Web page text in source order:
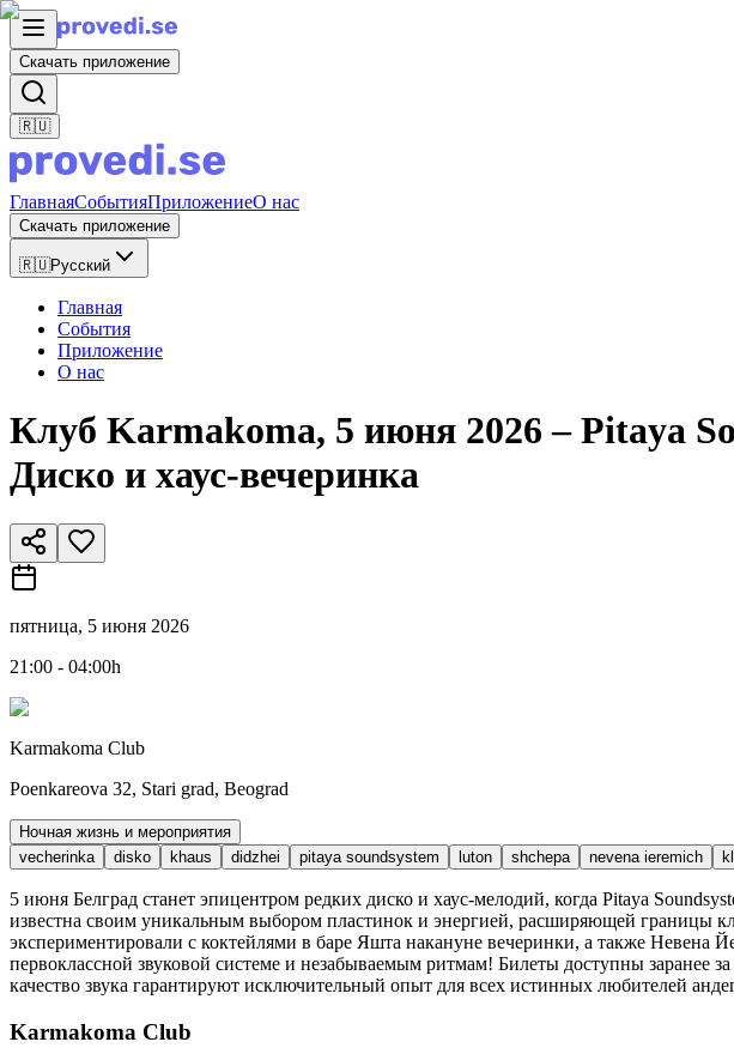
Скачать приложение
🇷🇺
ГлавнаяСобытияПриложениеО нас
Скачать приложение
🇷🇺Русский
Главная
События
Приложение
О нас
Клуб Karmakoma, 5 июня 2026 – Pitaya
Диско и хаус-вечеринка
пятница, 5 июня 2026
21:00 - 04:00h
Karmakoma Club
Poenkareova 32, Stari grad, Beograd
Ночная жизнь и мероприятия
vecherinka
disko khaus didzhei pitaya soundsystem luton shchepa nevena ieremich
5 июня Белград станет эпицентром редких диско и хаус-мелодий, когда Pitaya
известна своим уникальным выбором пластинок и энергией, расширяющей границы
экспериментировали с коктейлями в баре Яшта накануне вечеринки, а также Невена
первоклассной звуковой системе и незабываемым ритмам! Билеты доступны заранее
качество звука гарантируют исключительный опыт для всех истинных любителей
Karmakoma Club